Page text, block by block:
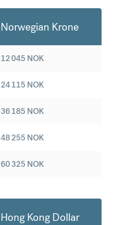
Norwegian Krone
12 045 NOK
24 115 NOK
36 185 NOK
48 255 NOK
60 325 NOK
Hong Kong Dollar